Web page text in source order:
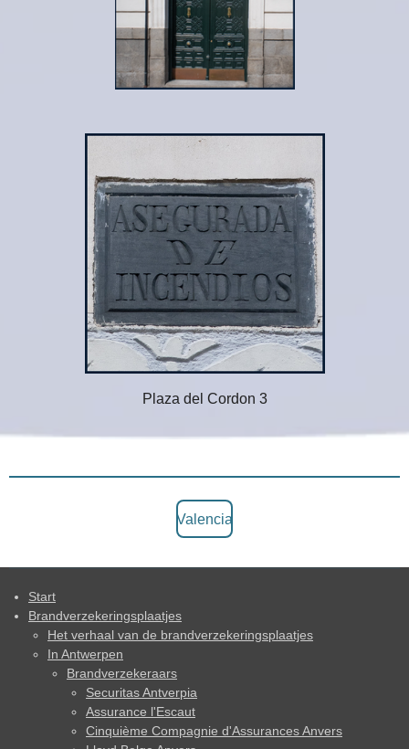
Plaza del Cordon 3
Valencia
Start
Brandverzekeringsplaatjes
Het verhaal van de brandverzekeringsplaatjes
In Antwerpen
Brandverzekeraars
Securitas Antverpia
Assurance l'Escaut
Cinquième Compagnie d'Assurances Anvers